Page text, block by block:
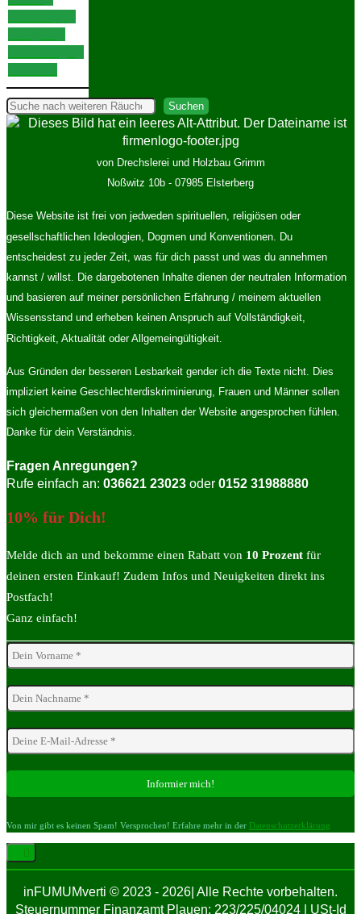
Suchen Suchen
von Drechslerei und Holzbau Grimm
Noßwitz 10b - 07985 Elsterberg
Diese Website ist frei von jedweden spirituellen, religiösen oder
gesellschaftlichen Ideologien, Dogmen und Konventionen. Du
entscheidest zu jeder Zeit, was für dich passt und was du annehmen
kannst / willst. Die dargebotenen Inhalte dienen der neutralen Information
und basieren auf meiner persönlichen Erfahrung / meinem aktuellen
Wissensstand und erheben keinen Anspruch auf Vollständigkeit,
Richtigkeit, Aktualität oder Allgemeingültigkeit.
Aus Gründen der besseren Lesbarkeit gender ich die Texte nicht. Dies
impliziert keine Geschlechterdiskriminierung, Frauen und Männer sollen
sich gleichermaßen von den Inhalten der Website angesprochen fühlen.
Danke für dein Verständnis.
Fragen Anregungen?
Rufe einfach an: 036621 23023 oder 0152 31988880
10% für Dich!
Melde dich an und bekomme einen Rabatt von 10 Prozent für
deinen ersten Einkauf! Zudem Infos und Neuigkeiten direkt ins
Postfach!
Ganz einfach!
Von mir gibt es keinen Spam! Versprochen! Erfahre mehr in der Datenschutzerklärung
inFUMUMverti © 2023 - 2026| Alle Rechte vorbehalten.
Steuernummer Finanzamt Plauen: 223/225/04024 | USt-Id